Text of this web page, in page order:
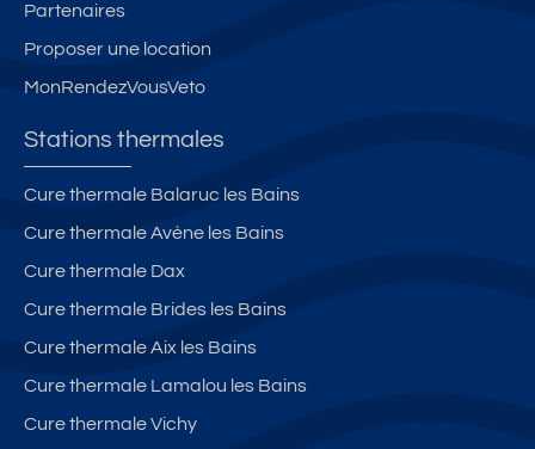
Partenaires
Proposer une location
MonRendezVousVeto
Stations thermales
Cure thermale Balaruc les Bains
Cure thermale Avène les Bains
Cure thermale Dax
Cure thermale Brides les Bains
Cure thermale Aix les Bains
Cure thermale Lamalou les Bains
Cure thermale Vichy